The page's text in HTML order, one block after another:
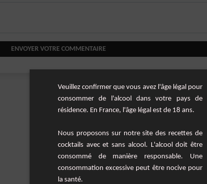
ENVOYER VOTRE COMMENTAIRE
Veuillez confirmer que vous avez l'âge légal pour
consommer de l'alcool dans votre pays de
résidence. En France, l'âge légal est de 18 ans.
Nous proposons sur notre site des recettes de
cocktails avec et sans alcool. L'alcool doit être
consommé de manière responsable. Une
consommation excessive peut être nocive pour
la santé.